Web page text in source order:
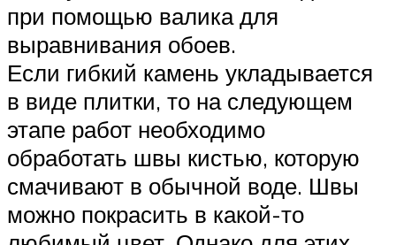
при помощью валика для
выравнивания обоев.
Если гибкий камень укладывается
в виде плитки, то на следующем
этапе работ необходимо
обработать швы кистью, которую
смачивают в обычной воде. Швы
можно покрасить в какой-то